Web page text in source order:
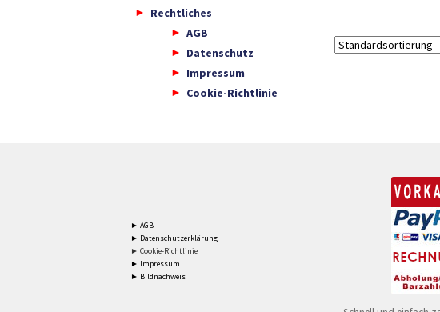
Rechtliches
AGB
Datenschutz
Impressum
Cookie-Richtlinie
► AGB
► Datenschutzerklärung
► Cookie-Richtlinie
► Impressum
► Bildnachweis